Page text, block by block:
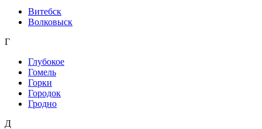
Витебск
Волковыск
Г
Глубокое
Гомель
Горки
Городок
Гродно
Д